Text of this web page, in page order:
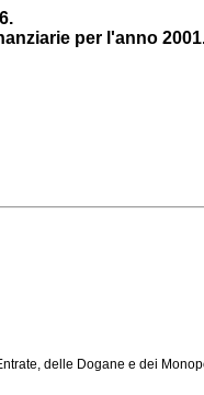
per l'anno
delle Dogane e dei